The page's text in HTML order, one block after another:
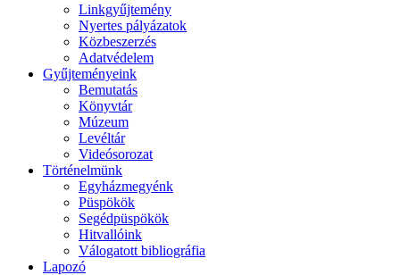
Linkgyűjtemény
Nyertes pályázatok
Közbeszerzés
Adatvédelem
Gyűjteményeink
Bemutatás
Könyvtár
Múzeum
Levéltár
Videósorozat
Történelmünk
Egyházmegyénk
Püspökök
Segédpüspökök
Hitvallóink
Válogatott bibliográfia
Lapozó